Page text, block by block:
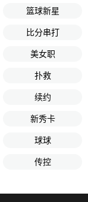
篮球新星
比分串打
美女职
扑救
续约
新秀卡
球球
传控